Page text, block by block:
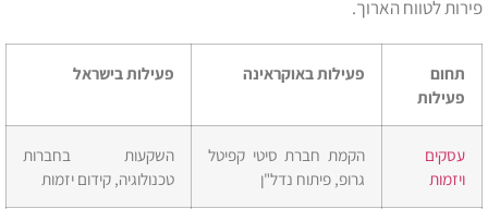
פירות לטווח הארוך.
תחום
פעילות
פעילות באוקראינה פעילות בישראל
עסקים
ויזמות
הקמת חברת סיטי קפיטל
גרופ, פיתוח נדל"ן
השקעות בחברות
טכנולוגיה, קידום יזמות